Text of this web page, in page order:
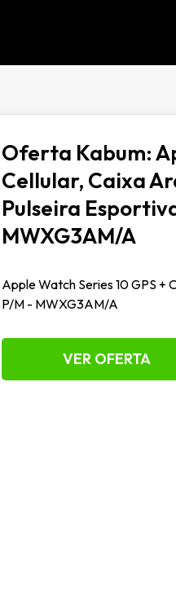
Oferta Kabum:
Cellular, Caixa
Pulseira
MWXG3AM/A
Apple Watch Series 10 GPS +
P/M - MWXG3AM/A
VER OFERTA